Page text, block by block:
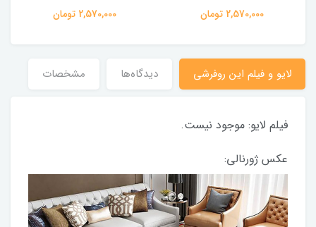
2,570,000 تومان 2,570,000 تومان
لایو و فیلم این روفرشی دیدگاه‌ها مشخصات
فیلم لایو: موجود نیست.
عکس ژورنالی: